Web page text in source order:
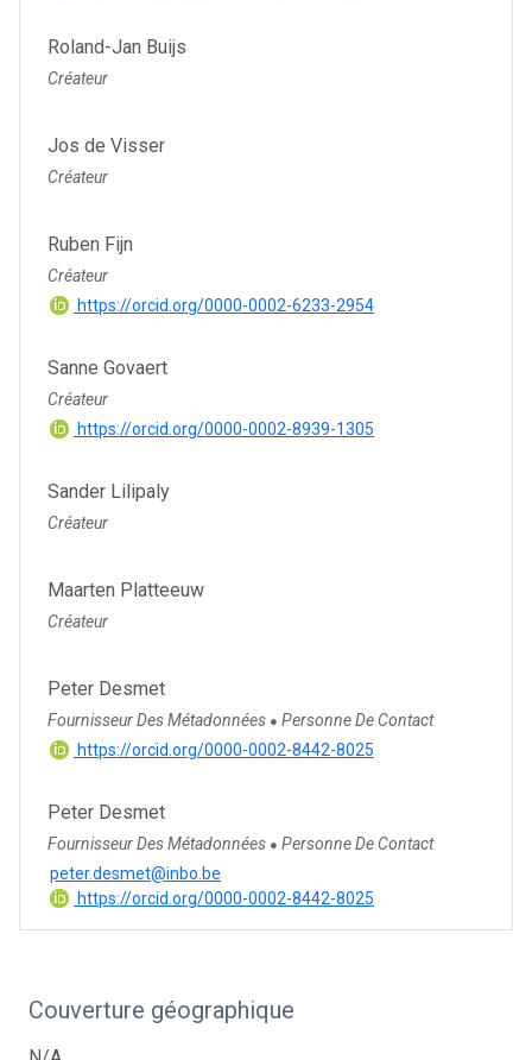
Roland-Jan Buijs
Créateur
Jos de Visser
Créateur
Ruben Fijn
Créateur
https://orcid.org/0000-0002-6233-2954
Sanne Govaert
Créateur
https://orcid.org/0000-0002-8939-1305
Sander Lilipaly
Créateur
Maarten Platteeuw
Créateur
Peter Desmet
Fournisseur Des Métadonnées ● Personne De Contact
https://orcid.org/0000-0002-8442-8025
Peter Desmet
Fournisseur Des Métadonnées ● Personne De Contact
peter.desmet@inbo.be
https://orcid.org/0000-0002-8442-8025
Couverture géographique